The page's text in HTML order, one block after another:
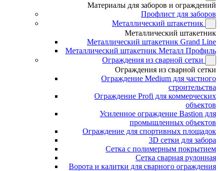
Материалы для заборов и ограждений
Профлист для заборов
Металлический штакетник
Металлический штакетник
Металлический штакетник Grand Line
Металлический штакетник Металл Профиль
Ограждения из сварной сетки
Ограждения из сварной сетки
Ограждение Medium для частного
строительства
Ограждение Profi для коммерческих
объектов
Усиленное ограждение Bastion для
промышленных объектов
Ограждение для спортивных площадок
3D сетки для забора
Сетка с полимерным покрытием
Сетка сварная рулонная
Ворота и калитки для сварного ограждения